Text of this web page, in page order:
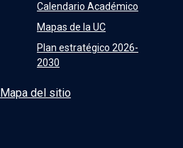
Calendario Académico
Mapas de la UC
Plan estratégico 2026-
2030
Mapa del sitio